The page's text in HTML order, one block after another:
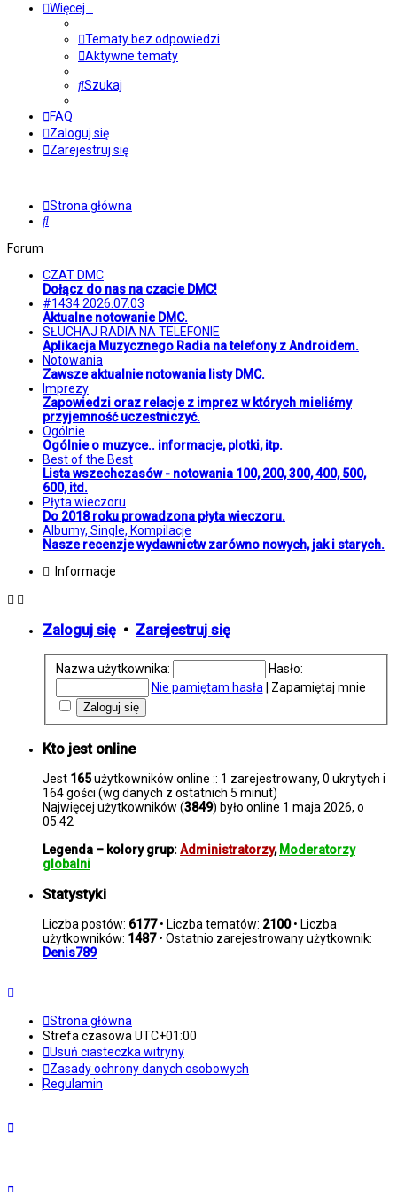
Więcej…
Tematy bez odpowiedzi
Aktywne tematy
Szukaj
FAQ
Zaloguj się
Zarejestruj się
Strona główna
Szukaj
Forum
CZAT DMC
Dołącz do nas na czacie DMC!
#1434 2026.07.03
Aktualne notowanie DMC.
SŁUCHAJ RADIA NA TELEFONIE
Aplikacja Muzycznego Radia na telefony z Androidem.
Notowania
Zawsze aktualnie notowania listy DMC.
Imprezy
Zapowiedzi oraz relacje z imprez w których mieliśmy
przyjemność uczestniczyć.
Ogólnie
Ogólnie o muzyce.. informacje, plotki, itp.
Best of the Best
Lista wszechczasów - notowania 100, 200, 300, 400, 500,
600, itd.
Płyta wieczoru
Do 2018 roku prowadzona płyta wieczoru.
Albumy, Single, Kompilacje
Nasze recenzje wydawnictw zarówno nowych, jak i starych.
Informacje
Zaloguj się • Zarejestruj się
Nazwa użytkownika:
Hasło:
Nie pamiętam hasła
Zapamiętaj mnie
Kto jest online
Jest 165użytkowników online :: 1 zarejestrowany, 0 ukrytych i
164 gości (wg danych z ostatnich 5 minut)
Najwięcej użytkowników (3849) było online 1 maja 2026, o
05:42
Legenda – kolory grup:Administratorzy, Moderatorzy
globalni
Statystyki
Liczba postów: 6177• Liczba tematów: 2100• Liczba
użytkowników: 1487• Ostatnio zarejestrowany użytkownik:
Denis789
Strona główna
Strefa czasowa UTC+01:00
Usuń ciasteczka witryny
Zasady ochrony danych osobowych
Regulamin